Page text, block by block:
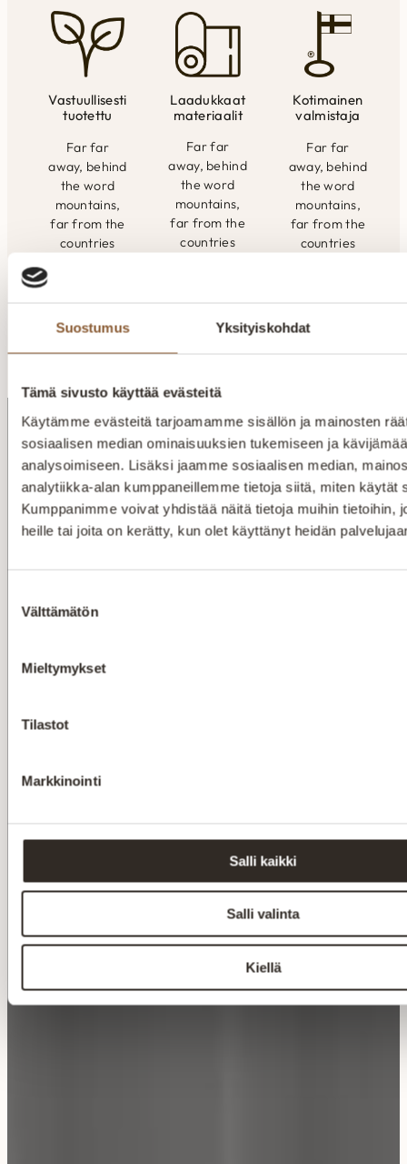
Suostumus Yksityiskohdat
Tämä sivusto käyttää evästeitä
Käytämme evästeitä tarjoamamme sisällön ja mainosten
sosiaalisen median ominaisuuksien tukemiseen ja
analysoimiseen. Lisäksi jaamme sosiaalisen median,
analytiikka-alan kumppaneillemme tietoja siitä, miten käytät
Kumppanimme voivat yhdistää näitä tietoja muihin tietoihin,
heille tai joita on kerätty, kun olet käyttänyt heidän
valinta
Välttämätön
Mieltymykset
Tilastot
Markkinointi
Salli kaikki
Salli valinta
Kiellä
Vastuullisesti
tuotettu
Far far
away, behind
the word
mountains,
far from the
countries
Consonantia,
blind texts.
Laadukkaat
materiaalit
Far far
away, behind
the word
mountains,
far from the
countries
blind texts.
Kotimainen
valmistaja
Far far
away, behind
the word
mountains,
far from the
countries
blind texts.